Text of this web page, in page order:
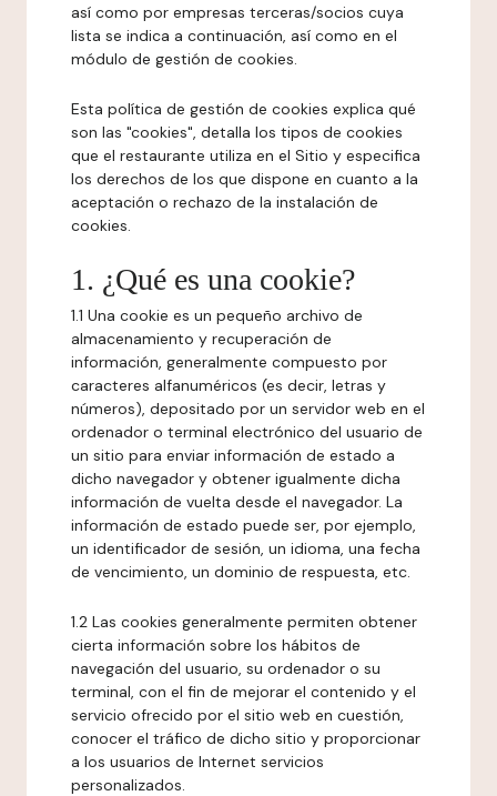
así como por empresas terceras/socios cuya
lista se indica a continuación, así como en el
módulo de gestión de cookies.
Esta política de gestión de cookies explica qué
son las "cookies", detalla los tipos de cookies
que el restaurante utiliza en el Sitio y especifica
los derechos de los que dispone en cuanto a la
aceptación o rechazo de la instalación de
cookies.
1. ¿Qué es una cookie?
1.1 Una cookie es un pequeño archivo de
almacenamiento y recuperación de
información, generalmente compuesto por
caracteres alfanuméricos (es decir, letras y
números), depositado por un servidor web en el
ordenador o terminal electrónico del usuario de
un sitio para enviar información de estado a
dicho navegador y obtener igualmente dicha
información de vuelta desde el navegador. La
información de estado puede ser, por ejemplo,
un identificador de sesión, un idioma, una fecha
de vencimiento, un dominio de respuesta, etc.
1.2 Las cookies generalmente permiten obtener
cierta información sobre los hábitos de
navegación del usuario, su ordenador o su
terminal, con el fin de mejorar el contenido y el
servicio ofrecido por el sitio web en cuestión,
conocer el tráfico de dicho sitio y proporcionar
a los usuarios de Internet servicios
personalizados.